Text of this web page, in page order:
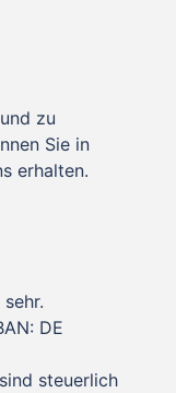
zu
Sie in
erhalten.
DE
steuerlich